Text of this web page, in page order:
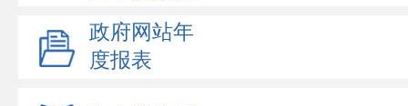
政府网站年
度报表